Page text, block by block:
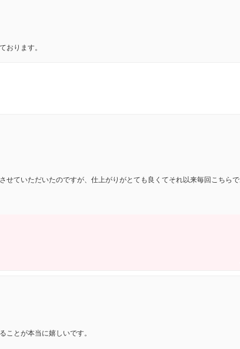
おります。
ていただいたのですが、仕上がりがとても良くてそれ以来毎回こちら
ことが本当に嬉しいです。